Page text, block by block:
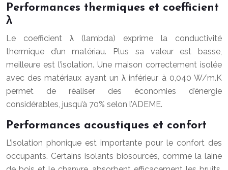
Performances thermiques et coefficient
λ
Le coefficient λ (lambda) exprime la conductivité
thermique d’un matériau. Plus sa valeur est basse,
meilleure est l’isolation. Une maison correctement isolée
avec des matériaux ayant un λ inférieur à 0,040 W/m.K
permet de réaliser des économies d’énergie
considérables, jusqu’à 70% selon l’ADEME.
Performances acoustiques et confort
L’isolation phonique est importante pour le confort des
occupants. Certains isolants biosourcés, comme la laine